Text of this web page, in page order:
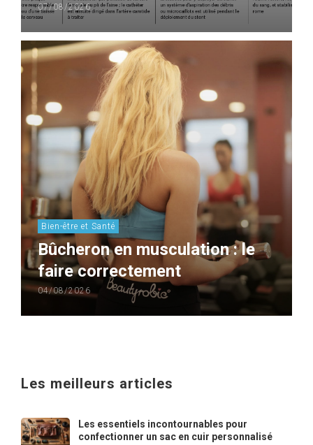
07/08/2026
Bien-être et Santé
Bûcheron en musculation : le
faire correctement
04/08/2026
Les meilleurs articles
Les essentiels incontournables pour
confectionner un sac en cuir personnalisé